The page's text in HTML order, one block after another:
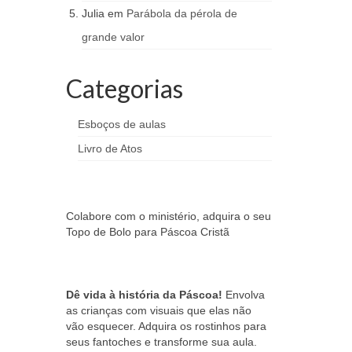
Julia em Parábola da pérola de
grande valor
Categorias
Esboços de aulas
Livro de Atos
Colabore com o ministério, adquira o seu
Topo de Bolo para Páscoa Cristã
Dê vida à história da Páscoa! Envolva
as crianças com visuais que elas não
vão esquecer. Adquira os rostinhos para
seus fantoches e transforme sua aula.